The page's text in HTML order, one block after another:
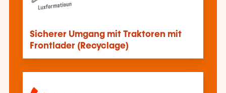
Sicherer Umgang mit Traktoren mit
Frontlader (Recyclage)